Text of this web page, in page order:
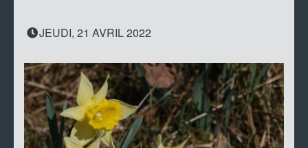
JEUDI, 21 AVRIL 2022